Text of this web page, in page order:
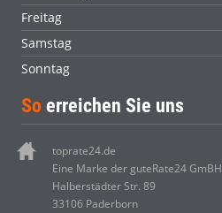
Freitag
Samstag
Sonntag
So erreichen Sie uns
toprate24.de
Eine Marke der guteRate24 GmBH
Halberstädter Str. 89
33106 Paderborn